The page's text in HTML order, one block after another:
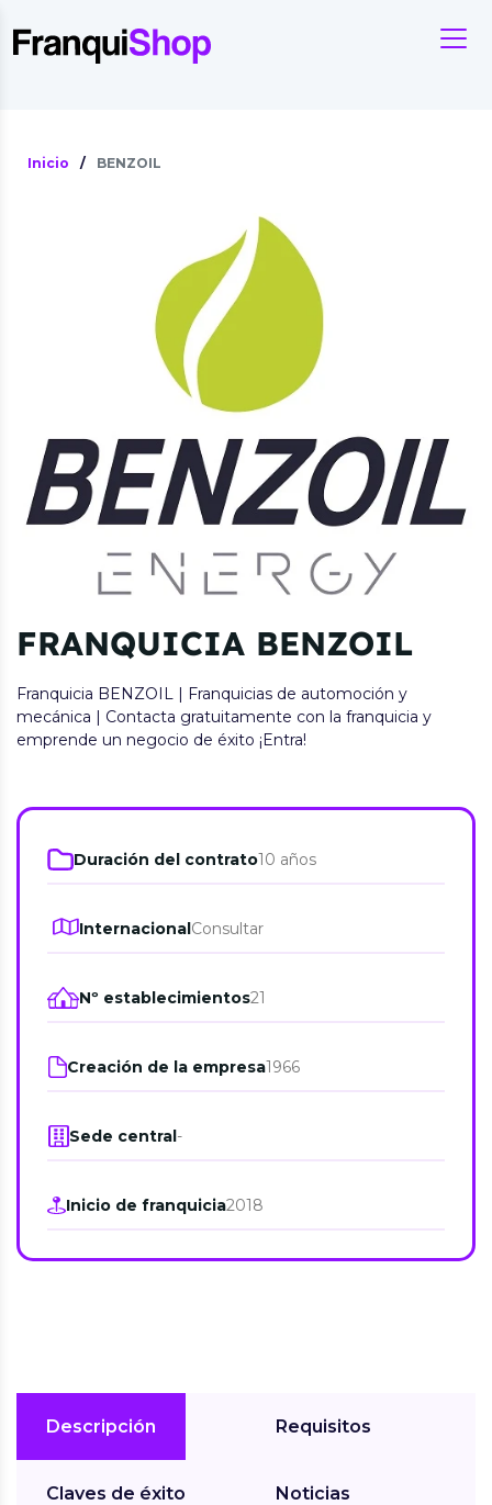
Inicio / BENZOIL
FRANQUICIA BENZOIL
Franquicia BENZOIL | Franquicias de automoción y
mecánica | Contacta gratuitamente con la franquicia y
emprende un negocio de éxito ¡Entra!
Duración del contrato10 años
InternacionalConsultar
Nº establecimientos21
Creación de la empresa1966
Sede central-
Inicio de franquicia2018
Descripción
Claves de éxito
Requisitos
Noticias